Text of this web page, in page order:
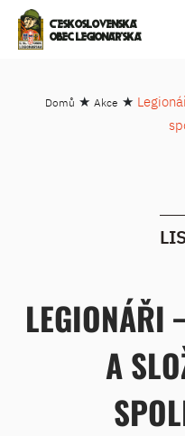
ČESKOSLOVENSKÁ
OBEC LEGIONÁŘSKÁ
Domů ★ Akce ★
LEGIONÁŘI
A